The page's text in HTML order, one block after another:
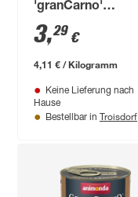
'granCarno'
Sensitive Huhn &
Reis 800 g
3,29 €
4,11 € / Kilogramm
Keine Lieferung nach
Hause
Bestellbar in Troisdorf